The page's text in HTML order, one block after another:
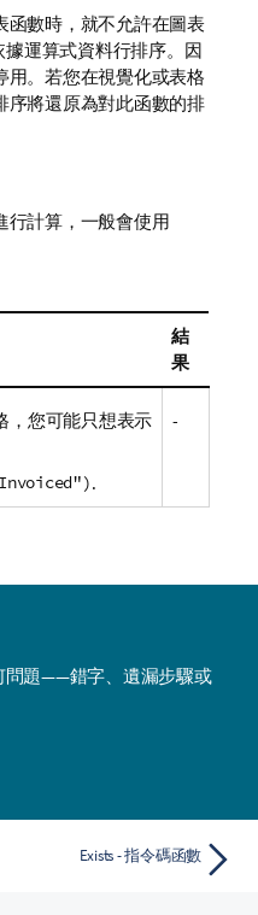
函數時，就不允許在圖表
據運算式資料行排序。因
用。若您在視覺化或表格
序將還原為對此函數的排
行計算，一般會使用
結
果
，您可能只想表示
.
-
問題——錯字、遺漏步驟或
Exists - 指令碼函數